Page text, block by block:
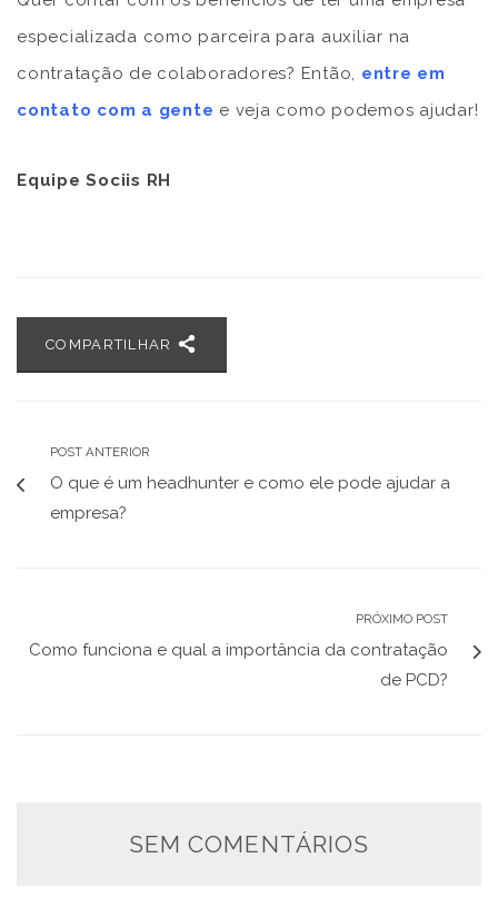
especializada como parceira para auxiliar na
contratação de colaboradores? Então, entre em
contato com a gente e veja como podemos ajudar!
Equipe Sociis RH
COMPARTILHAR
POST ANTERIOR
O que é um headhunter e como ele pode ajudar a
empresa?
PRÓXIMO POST
Como funciona e qual a importância da contratação
de PCD?
SEM COMENTÁRIOS